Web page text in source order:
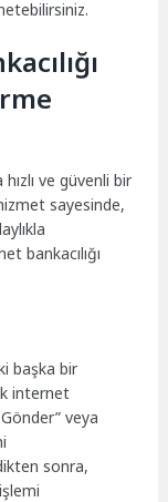
hızlı ve güvenli bir
sayesinde,
bankacılığı
başka bir
internet
veya
sonra,